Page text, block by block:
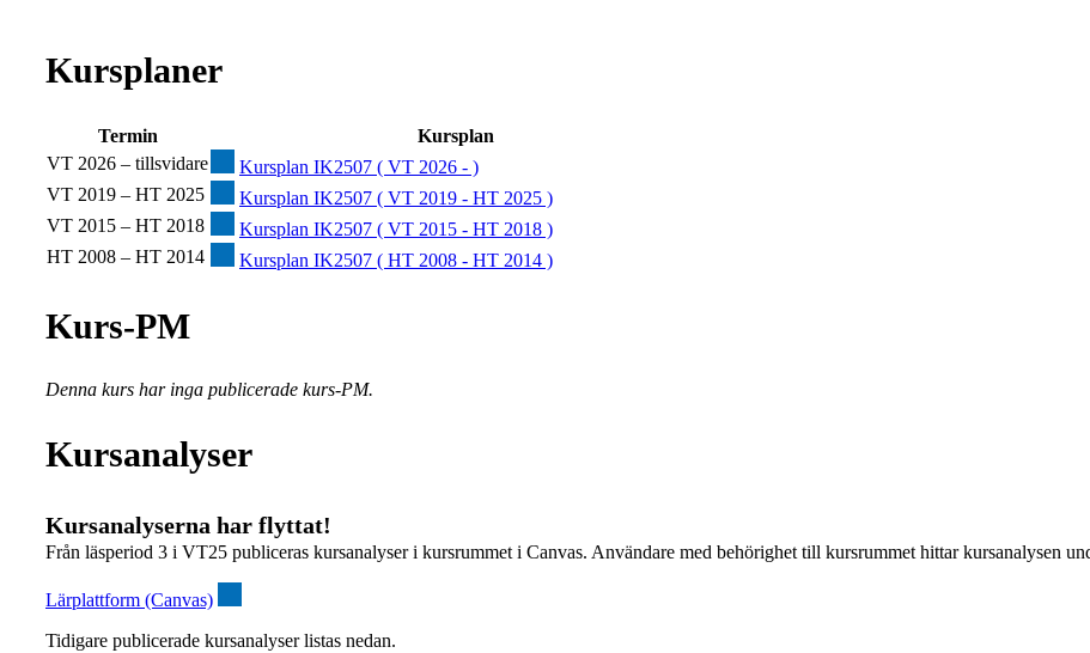
Kursplaner
Termin
Kursplan
VT 2026 – tillsvidare
Kursplan IK2507 ( VT 2026 - )
VT 2019 – HT 2025
Kursplan IK2507 ( VT 2019 - HT 2025 )
VT 2015 – HT 2018
Kursplan IK2507 ( VT 2015 - HT 2018 )
HT 2008 – HT 2014
Kursplan IK2507 ( HT 2008 - HT 2014 )
Kurs-PM
Denna kurs har inga publicerade kurs-PM.
Kursanalyser
Kursanalyserna har flyttat!
Från läsperiod 3 i VT25 publiceras kursanalyser i kursrummet i Canvas. Användare med behörighet till kursrummet hittar kursanalysen
Lärplattform (Canvas)
Tidigare publicerade kursanalyser listas nedan.